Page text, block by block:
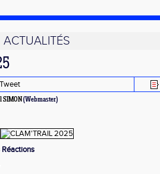
ACTUALITÉS
Tweet
SIMON (Webmaster)
Réactions